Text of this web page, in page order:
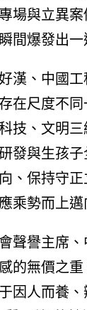
場與立異
間爆發出
漢、中國
在尺度不
技、文明
發與生孩
、保持守
乘勢而上
聲譽主席
的無價之
因人而養